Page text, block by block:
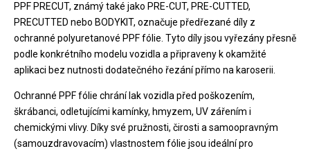
PPF PRECUT, známý také jako PRE-CUT, PRE-CUTTED,
PRECUTTED nebo BODYKIT, označuje předřezané díly z
ochranné polyuretanové PPF fólie. Tyto díly jsou vyřezány přesně
podle konkrétního modelu vozidla a připraveny k okamžité
aplikaci bez nutnosti dodatečného řezání přímo na karoserii.
Ochranné PPF fólie chrání lak vozidla před poškozením,
škrábanci, odletujícími kamínky, hmyzem, UV zářením i
chemickými vlivy. Díky své pružnosti, čirosti a samoopravným
(samouzdravovacím) vlastnostem fólie jsou ideální pro